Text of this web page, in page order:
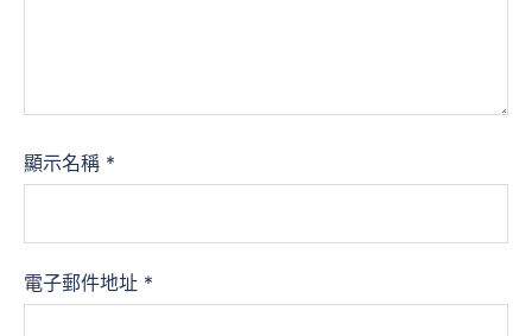
顯示名稱 *
電子郵件地址 *